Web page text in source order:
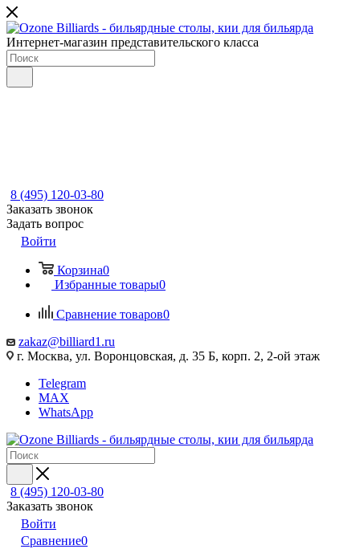
Интернет-магазин представительского класса
8 (495) 120-03-80
Заказать звонок
Задать вопрос
Войти
Корзина0
Избранные товары0
Сравнение товаров0
zakaz@billiard1.ru
г. Москва, ул. Воронцовская, д. 35 Б, корп. 2, 2-ой этаж
Telegram
MAX
WhatsApp
8 (495) 120-03-80
Заказать звонок
Войти
Сравнение0